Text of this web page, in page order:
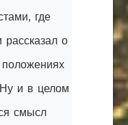
где
о
Ну и в целом
смысл